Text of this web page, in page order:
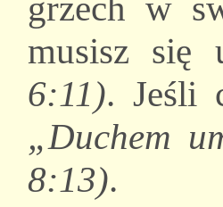
grzech w
musisz się
6:11). Jeśli
„Duchem
8:13).